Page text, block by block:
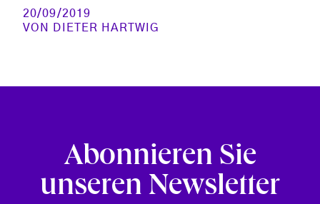
20/09/2019
VON
DIETER HARTWIG
Abonnieren Sie
unseren Newsletter